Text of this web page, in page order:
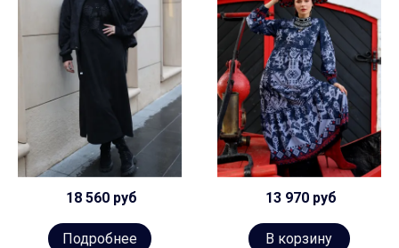
18 560 руб
Подробнее
13 970 руб
В корзину